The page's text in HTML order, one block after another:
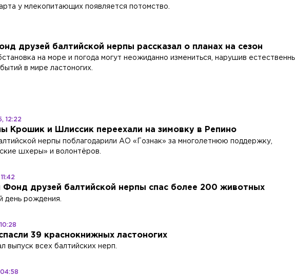
у млекопитающих появляется потомство.
друзей балтийской нерпы рассказал о планах на сезон
на море и погода могут неожиданно измениться, нарушив
в мире ластоногих.
12:22
Крошик и Шлиссик переехали на зимовку в Репино
нерпы поблагодарили АО «Гознак» за многолетнюю поддержку,
шхеры» и волонтёров.
Фонд друзей балтийской нерпы спас более 200 животных
день рождения.
39 краснокнижных ластоногих
выпуск всех балтийских нерп.